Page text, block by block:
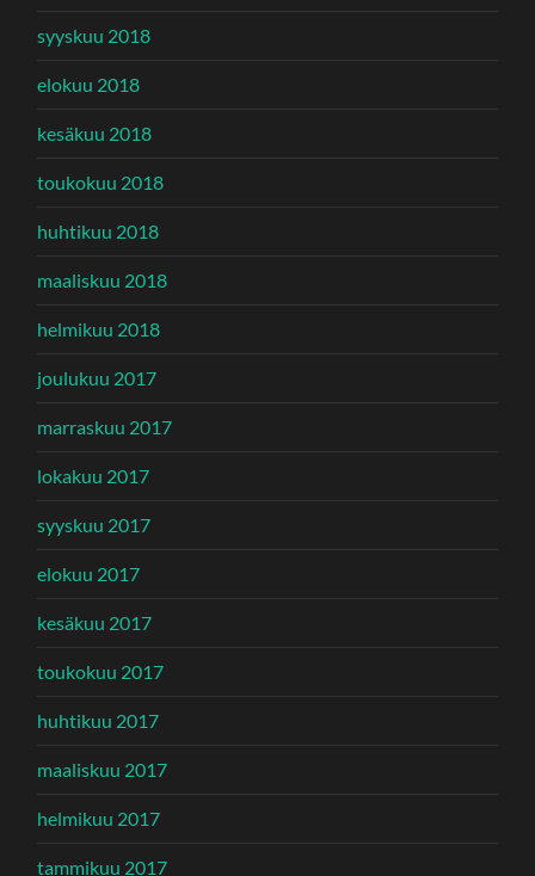
syyskuu 2018
elokuu 2018
kesäkuu 2018
toukokuu 2018
huhtikuu 2018
maaliskuu 2018
helmikuu 2018
joulukuu 2017
marraskuu 2017
lokakuu 2017
syyskuu 2017
elokuu 2017
kesäkuu 2017
toukokuu 2017
huhtikuu 2017
maaliskuu 2017
helmikuu 2017
tammikuu 2017